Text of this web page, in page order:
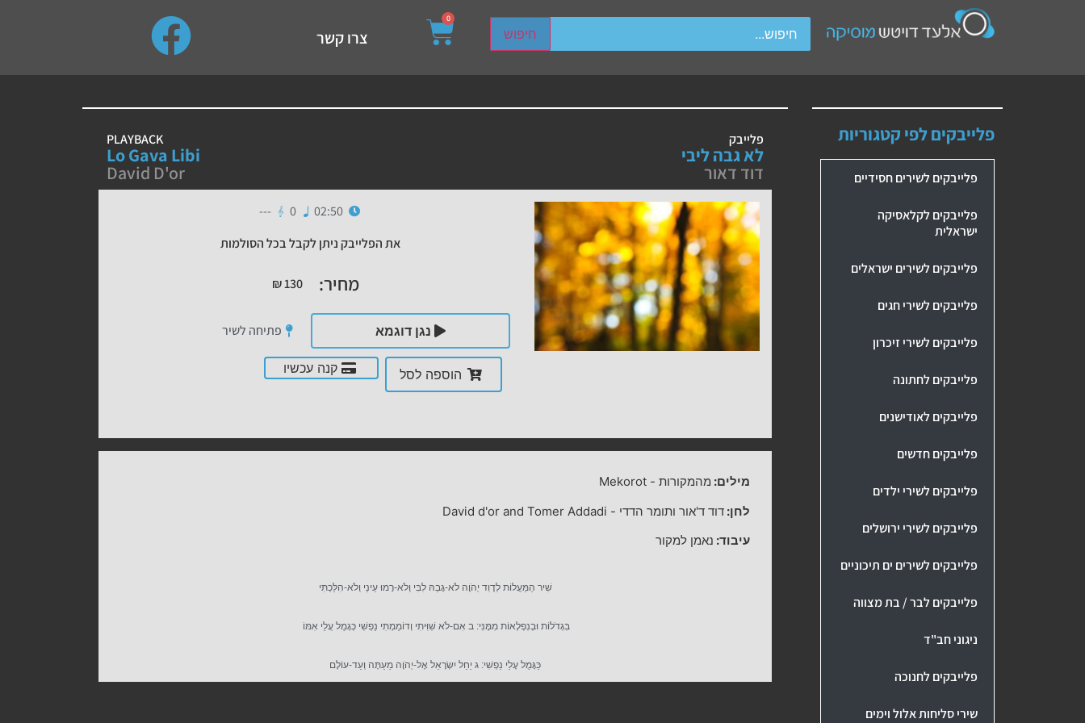
חיפוש
up and down arrows to review and enter to go to the desired page. Touch device users, explore by touch or with swipe gestures.
0
צרו קשר
פלייבקים לפי קטגוריות
פלייבקים לשירים חסידיים
פלייבקים לקלאסיקה
ישראלית
פלייבקים לשירים ישראלים
פלייבקים לשירי חגים
פלייבקים לשירי זיכרון
פלייבקים לחתונה
פלייבקים לאודישנים
פלייבקים חדשים
פלייבקים לשירי ילדים
פלייבקים לשירי ירושלים
פלייבקים לשירים ים תיכוניים
פלייבקים לבר / בת מצווה
ניגוני חב"ד
פלייבקים לחנוכה
שירי סליחות אלול וימים
פלייבק
לא גבה ליבי
דוד דאור
PLAYBACK
Lo Gava Libi
David D'or
02:50
0
---
את הפלייבק ניתן לקבל בכל הסולמות
מחיר: ₪130
נגן דוגמא פתיחה לשיר
הוספה לסל קנה עכשיו
מילים: מהמקורות-
Mekorot
לחן: דוד ד'אור ותומר הדדי -
David d'or and Tomer Addadi
עיבוד: נאמן למקור
שִׁיר הַמַּעֲלוֹת לְדָוִד יְהֹוָה לֹא-גָבַהּ לִבִּי וְלֹא-רָמוּ עֵינַי וְלֹא-הִלַּכְתִּי
בִּגְדֹלוֹת וּבְנִפְלָאוֹת מִמֶּנִּי: ב אִם-לֹא שִׁוִּיתִי וְדוֹמַמְתִּי נַפְשִׁי כְּגָמֻל עֲלֵי אִמּוֹ
כַּגָּמֻל עָלַי נַפְשִׁי: ג יַחֵל יִשְׂרָאֵל אֶל-יְהֹוָה מֵעַתָּה וְעַד-עוֹלָם